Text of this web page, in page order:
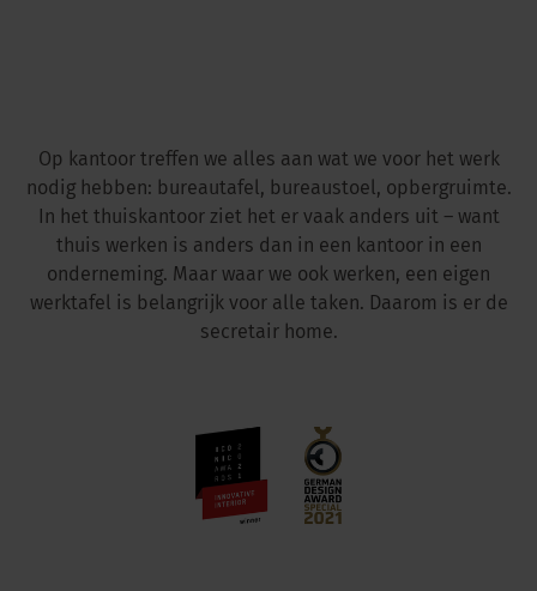
Op kantoor treffen we alles aan wat we voor het werk
nodig hebben: bureautafel, bureaustoel, opbergruimte.
In het thuiskantoor ziet het er vaak anders uit – want
thuis werken is anders dan in een kantoor in een
onderneming. Maar waar we ook werken, een eigen
werktafel is belangrijk voor alle taken. Daarom is er de
secretair home.